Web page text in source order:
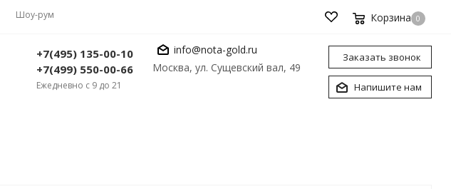
Шоу-рум Корзина 0
+7(495) 135-00-10
+7(499) 550-00-66
Ежедневно с 9 до 21
info@nota-gold.ru
Москва, ул. Сущевский вал, 49
Заказать звонок
Напишите нам